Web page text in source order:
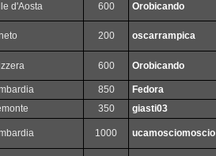
d'Aosta 600 Orobicando
200 oscarrampica
600 Orobicando
850
Fedora
350 giasti03
1000 ucamosciomoscio